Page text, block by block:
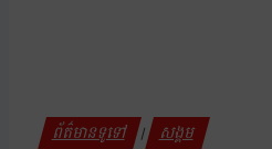
ព័ត៌មានទូទៅ | សង្គម